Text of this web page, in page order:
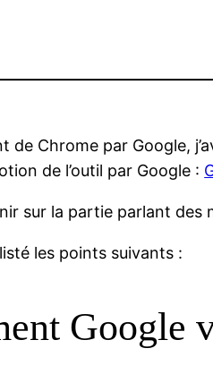
de Chrome par Google,
de l’outil par Google :
sur la partie parlant
listé les points suivants :
Google